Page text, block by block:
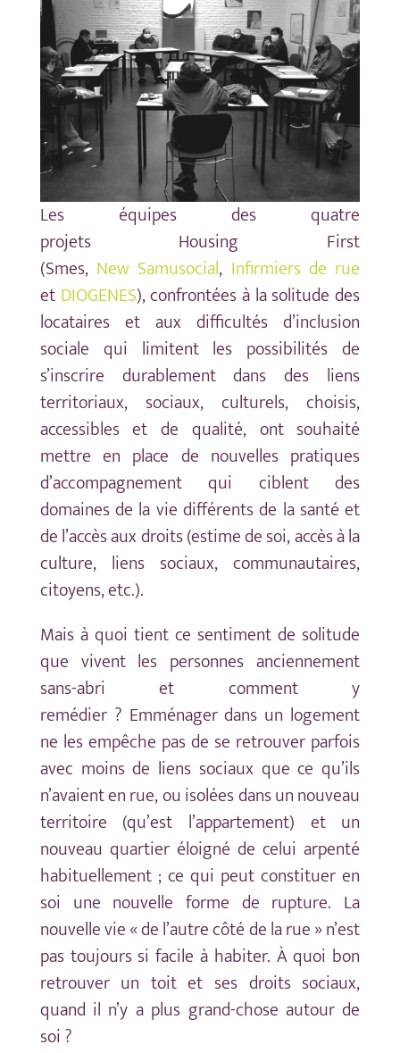
Les équipes des quatre
projets Housing First
(Smes, New Samusocial, Infirmiers de rue
et DIOGENES), confrontées à la solitude des
locataires et aux difficultés d’inclusion
sociale qui limitent les possibilités de
s’inscrire durablement dans des liens
territoriaux, sociaux, culturels, choisis,
accessibles et de qualité, ont souhaité
mettre en place de nouvelles pratiques
d’accompagnement qui ciblent des
domaines de la vie différents de la santé et
de l’accès aux droits (estime de soi, accès à la
culture, liens sociaux, communautaires,
citoyens, etc.).
Mais à quoi tient ce sentiment de solitude
que vivent les personnes anciennement
sans-abri et comment y
remédier ? Emménager dans un logement
ne les empêche pas de se retrouver parfois
avec moins de liens sociaux que ce qu’ils
n’avaient en rue, ou isolées dans un nouveau
territoire (qu’est l’appartement) et un
nouveau quartier éloigné de celui arpenté
habituellement ; ce qui peut constituer en
soi une nouvelle forme de rupture. La
nouvelle vie « de l’autre côté de la rue » n’est
pas toujours si facile à habiter. À quoi bon
retrouver un toit et ses droits sociaux,
quand il n’y a plus grand-chose autour de
soi ?